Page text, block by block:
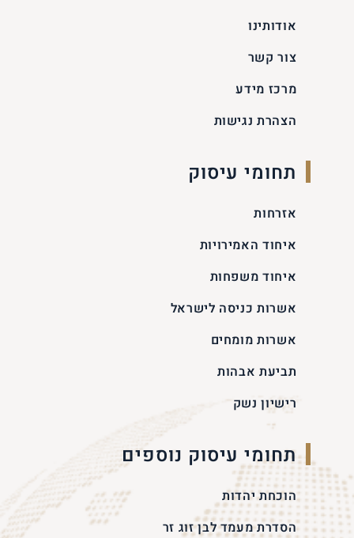
אודותינו
צור קשר
מרכז מידע
הצהרת נגישות
תחומי עיסוק
אזרחות
איחוד האמירויות
איחוד משפחות
אשרות כניסה לישראל
אשרות מומחים
תביעת אבהות
רישיון נשק
תחומי עיסוק נוספים
הוכחת יהדות
הסדרת מעמד לבן זוג זר